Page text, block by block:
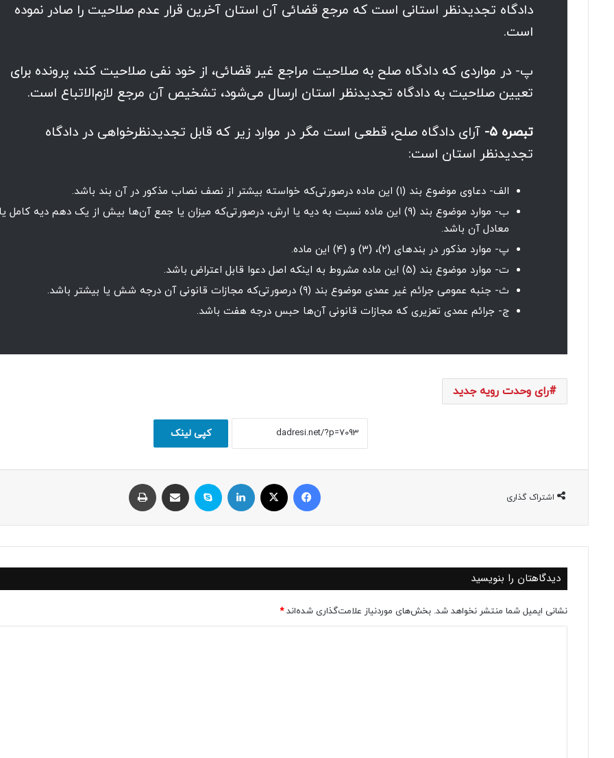
دادگاه تجدیدنظر استانی است که مرجع قضائی آن استان آخرین قرار عدم صلاحیت را صادر نموده
است.
پ- در مواردی که دادگاه صلح به صلاحیت مراجع غیر قضائی، از خود نفی صلاحیت کند، پرونده برای
تعیین صلاحیت به دادگاه تجدیدنظر استان ارسال می‌شود، تشخیص آن مرجع لازم‌الاتباع است.
تبصره ۵-
آرای دادگاه صلح، قطعی است مگر در موارد زیر که قابل تجدیدنظرخواهی در دادگاه
تجدیدنظر استان است:
الف- دعاوی موضوع بند (۱) این ماده درصورتی‌که خواسته بیشتر از نصف نصاب مذکور در آن بند باشد.
ب- موارد موضوع بند (۹) این ماده نسبت به دیه یا ارش، درصورتی‌که میزان یا جمع آن‌ها بیش از یک دهم دیه کامل
معادل آن باشد.
پ- موارد مذکور در بندهای (۲)، (۳) و (۴) این ماده.
ت- موارد موضوع بند (۵) این ماده مشروط به اینکه اصل دعوا قابل اعتراض باشد.
ث- جنبه عمومی جرائم غیر عمدی موضوع بند (۹) درصورتی‌که مجازات قانونی آن درجه شش یا بیشتر باشد.
ج- جرائم عمدی تعزیری که مجازات قانونی آن‌ها حبس درجه هفت باشد.
رای وحدت رویه جدید
کپی لینک
اشتراک گذاری
فیسبوک ایکس لینکداین اسکایپ اشتراک با ایمیل
دیدگاهتان را بنویسید
نشانی ایمیل شما منتشر نخواهد شد. بخش‌های موردنیاز علامت‌گذاری شده‌اند*